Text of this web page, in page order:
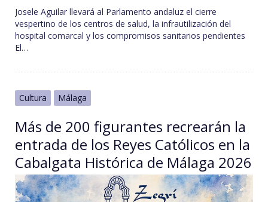
Josele Aguilar llevará al Parlamento andaluz el cierre
vespertino de los centros de salud, la infrautilización del
hospital comarcal y los compromisos sanitarios pendientes
El…
Cultura Málaga
Más de 200 figurantes recrearán la
entrada de los Reyes Católicos en la
Cabalgata Histórica de Málaga 2026